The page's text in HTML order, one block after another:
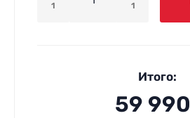
1
1
Итого:
59 990